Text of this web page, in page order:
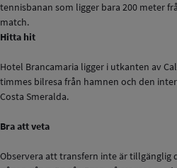
tennisbanan som ligger bara 200 meter
match.
Hitta hit
Hotel Brancamaria ligger i utkanten av
timmes bilresa från hamnen och den
Costa Smeralda.
Bra att veta
Observera att transfern inte är